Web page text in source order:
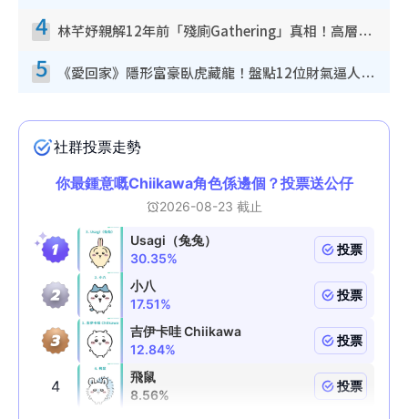
4 林芊妤親解12年前「殘廁Gathering」真相！高層解約一句話重創尊嚴至今拒返TVB
5 《愛回家》隱形富豪臥虎藏龍！盤點12位財氣逼人的有錢藝人：呢位靚女3億身家唔憂做